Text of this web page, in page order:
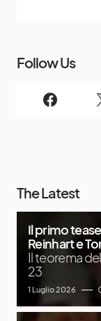
Follow Us
The Latest
Il primo
Reinhart e
Il teorema
23
1 Luglio 2026